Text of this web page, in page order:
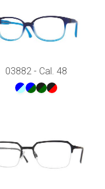
03882 - Cal. 48